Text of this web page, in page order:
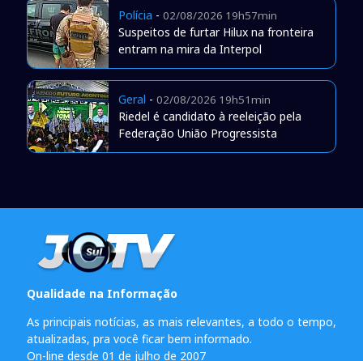
Polícia - 02/08/2026 19h57min
Suspeitos de furtar Hilux na fronteira
entram na mira da Interpol
Geral - 02/08/2026 19h51min
Riedel é candidato à reeleição pela
Federação União Progressista
Qualidade na Informação
As principais notícias, as mais relevantes, a todo o tempo,
atualizadas, pra você ficar bem informado.
On-line desde 01 de julho de 2007